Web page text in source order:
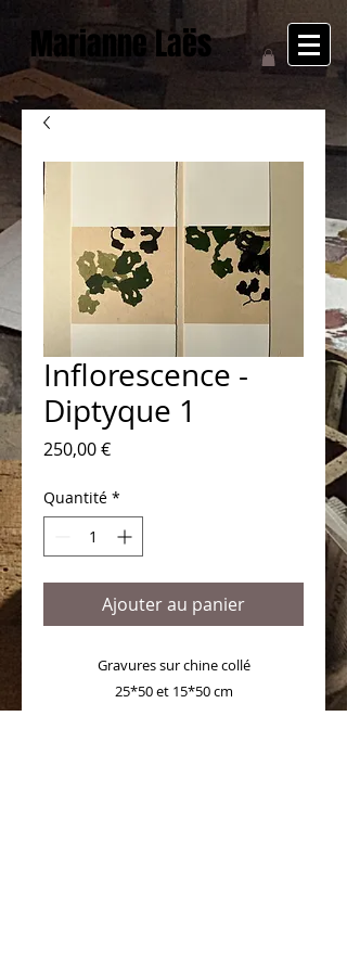
Marianne Laës
Inflorescence -
Diptyque 1
250,00 €Prix
Quantité *
Ajouter au panier
Gravures sur chine collé
25*50 et 15*50 cm